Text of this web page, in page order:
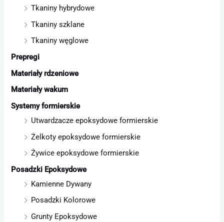
Tkaniny hybrydowe
Tkaniny szklane
Tkaniny węglowe
Prepregi
Materiały rdzeniowe
Materiały wakum
Systemy formierskie
Utwardzacze epoksydowe formierskie
Żelkoty epoksydowe formierskie
Żywice epoksydowe formierskie
Posadzki Epoksydowe
Kamienne Dywany
Posadzki Kolorowe
Grunty Epoksydowe